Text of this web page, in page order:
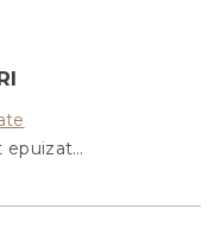
epuizat…